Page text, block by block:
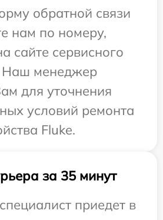
обратной связи
нам по номеру,
сайте сервисного
Наш менеджер
для уточнения
условий ремонта
Fluke.
за 35 минут
приедет в